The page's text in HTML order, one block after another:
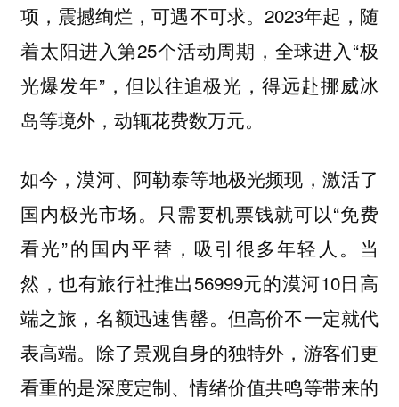
项，震撼绚烂，可遇不可求。2023年起，随
着太阳进入第25个活动周期，全球进入“极
光爆发年”，但以往追极光，得远赴挪威冰
岛等境外，动辄花费数万元。
如今，漠河、阿勒泰等地极光频现，激活了
国内极光市场。只需要机票钱就可以“免费
看光”的国内平替，吸引很多年轻人。当
然，也有旅行社推出56999元的漠河10日高
端之旅，名额迅速售罄。但高价不一定就代
表高端。除了景观自身的独特外，游客们更
看重的是深度定制、情绪价值共鸣等带来的